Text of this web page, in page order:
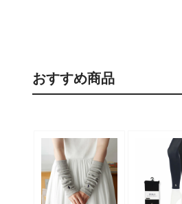
おすすめ商品